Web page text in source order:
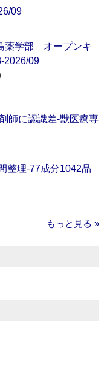
09
薬学部 オープンキ
2026/09
師に認識差‐獣医療専
整理‐77成分1042品
もっと見る »